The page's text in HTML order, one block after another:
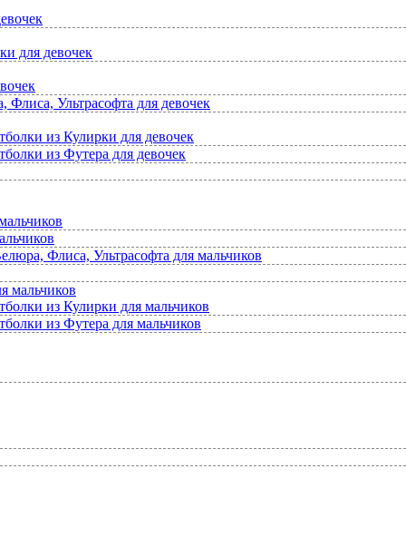
для девочек
Ультрасофта для девочек
из Кулирки для девочек
из Футера для девочек
Флиса, Ультрасофта для мальчиков
мальчиков
из Кулирки для мальчиков
из Футера для мальчиков